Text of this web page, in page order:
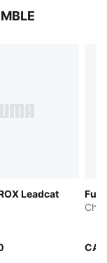
Leadcat